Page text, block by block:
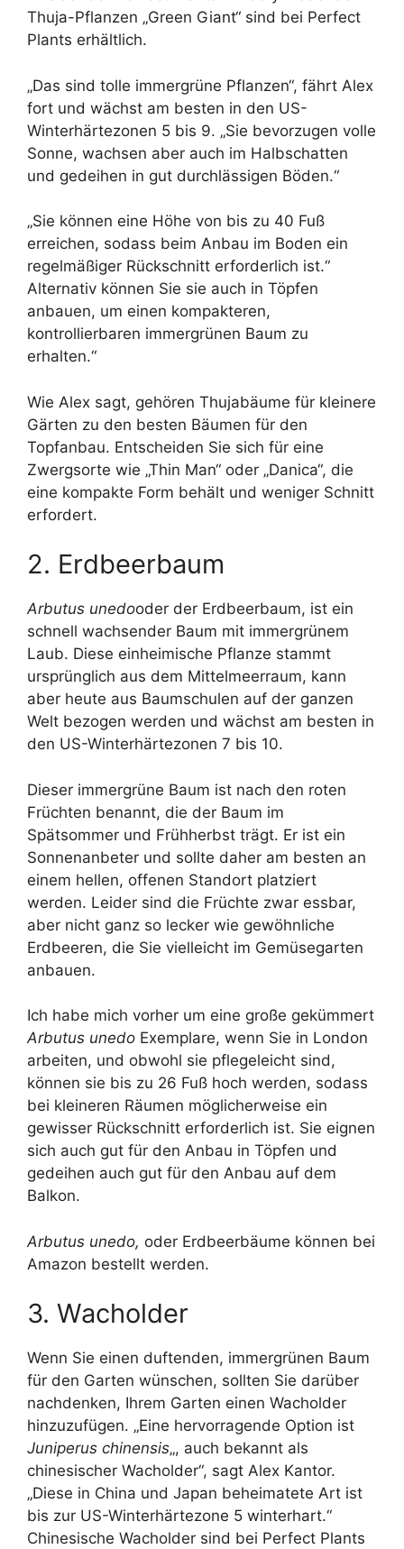
Thuja-Pflanzen „Green Giant“ sind bei Perfect
Plants erhältlich.
„Das sind tolle immergrüne Pflanzen“, fährt Alex
fort und wächst am besten in den US-
Winterhärtezonen 5 bis 9. „Sie bevorzugen volle
Sonne, wachsen aber auch im Halbschatten
und gedeihen in gut durchlässigen Böden.“
„Sie können eine Höhe von bis zu 40 Fuß
erreichen, sodass beim Anbau im Boden ein
regelmäßiger Rückschnitt erforderlich ist.“
Alternativ können Sie sie auch in Töpfen
anbauen, um einen kompakteren,
kontrollierbaren immergrünen Baum zu
erhalten.“
Wie Alex sagt, gehören Thujabäume für kleinere
Gärten zu den besten Bäumen für den
Topfanbau. Entscheiden Sie sich für eine
Zwergsorte wie „Thin Man“ oder „Danica“, die
eine kompakte Form behält und weniger Schnitt
erfordert.
2. Erdbeerbaum
Arbutus unedooder der Erdbeerbaum, ist ein
schnell wachsender Baum mit immergrünem
Laub. Diese einheimische Pflanze stammt
ursprünglich aus dem Mittelmeerraum, kann
aber heute aus Baumschulen auf der ganzen
Welt bezogen werden und wächst am besten in
den US-Winterhärtezonen 7 bis 10.
Dieser immergrüne Baum ist nach den roten
Früchten benannt, die der Baum im
Spätsommer und Frühherbst trägt. Er ist ein
Sonnenanbeter und sollte daher am besten an
einem hellen, offenen Standort platziert
werden. Leider sind die Früchte zwar essbar,
aber nicht ganz so lecker wie gewöhnliche
Erdbeeren, die Sie vielleicht im Gemüsegarten
anbauen.
Ich habe mich vorher um eine große gekümmert
Arbutus unedo Exemplare, wenn Sie in London
arbeiten, und obwohl sie pflegeleicht sind,
können sie bis zu 26 Fuß hoch werden, sodass
bei kleineren Räumen möglicherweise ein
gewisser Rückschnitt erforderlich ist. Sie eignen
sich auch gut für den Anbau in Töpfen und
gedeihen auch gut für den Anbau auf dem
Balkon.
Arbutus unedo, oder Erdbeerbäume können bei
Amazon bestellt werden.
3. Wacholder
Wenn Sie einen duftenden, immergrünen Baum
für den Garten wünschen, sollten Sie darüber
nachdenken, Ihrem Garten einen Wacholder
hinzuzufügen. „Eine hervorragende Option ist
Juniperus chinensis„, auch bekannt als
chinesischer Wacholder“, sagt Alex Kantor.
„Diese in China und Japan beheimatete Art ist
bis zur US-Winterhärtezone 5 winterhart.“
Chinesische Wacholder sind bei Perfect Plants